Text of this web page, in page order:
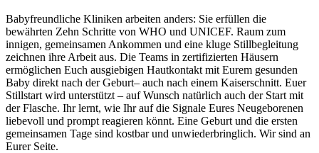
Babyfreundliche Kliniken arbeiten anders: Sie erfüllen die
bewährten Zehn Schritte von WHO und UNICEF. Raum zum
innigen, gemeinsamen Ankommen und eine kluge Stillbegleitung
zeichnen ihre Arbeit aus. Die Teams in zertifizierten Häusern
ermöglichen Euch ausgiebigen Hautkontakt mit Eurem gesunden
Baby direkt nach der Geburt– auch nach einem Kaiserschnitt. Euer
Stillstart wird unterstützt – auf Wunsch natürlich auch der Start mit
der Flasche. Ihr lernt, wie Ihr auf die Signale Eures Neugeborenen
liebevoll und prompt reagieren könnt. Eine Geburt und die ersten
gemeinsamen Tage sind kostbar und unwiederbringlich. Wir sind an
Eurer Seite.